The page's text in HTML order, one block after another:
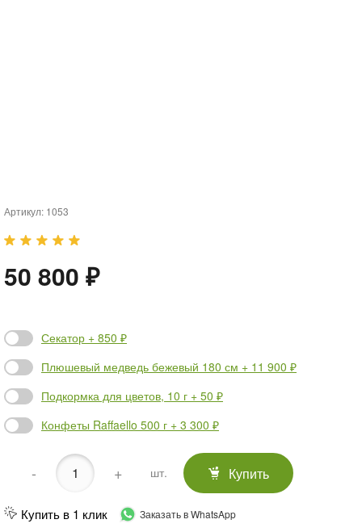
Артикул: 1053
50 800 ₽
Секатор + 850 ₽
Плюшевый медведь бежевый 180 см + 11 900 ₽
Подкормка для цветов, 10 г + 50 ₽
Конфеты Raffaello 500 г + 3 300 ₽
- + шт. Купить
Купить в 1 клик Заказать в WhatsApp